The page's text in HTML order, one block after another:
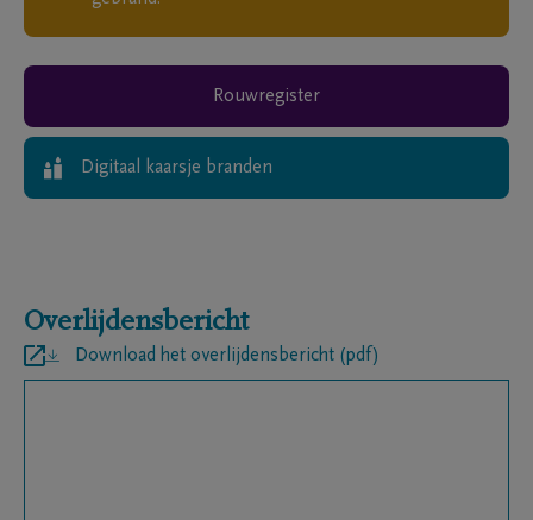
Rouwregister
Digitaal kaarsje branden
Overlijdensbericht
Download het overlijdensbericht (pdf)